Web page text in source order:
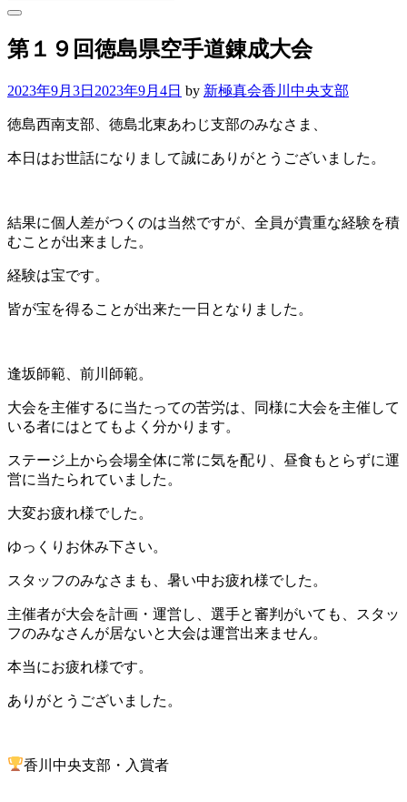
第１９回徳島県空手道錬成大会
2023年9月3日 2023年9月4日 by 新極真会香川中央支部
徳島西南支部、徳島北東あわじ支部のみなさま、
本日はお世話になりまして誠にありがとうございました。
結果に個人差がつくのは当然ですが、全員が貴重な経験を積
むことが出来ました。
経験は宝です。
皆が宝を得ることが出来た一日となりました。
逢坂師範、前川師範。
大会を主催するに当たっての苦労は、同様に大会を主催して
いる者にはとてもよく分かります。
ステージ上から会場全体に常に気を配り、昼食もとらずに運
営に当たられていました。
大変お疲れ様でした。
ゆっくりお休み下さい。
スタッフのみなさまも、暑い中お疲れ様でした。
主催者が大会を計画・運営し、選手と審判がいても、スタッ
フのみなさんが居ないと大会は運営出来ません。
本当にお疲れ様です。
ありがとうございました。
香川中央支部・入賞者